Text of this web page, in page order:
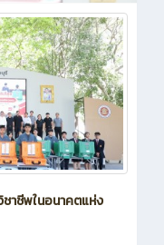
าชีพในอนาคตแห่ง